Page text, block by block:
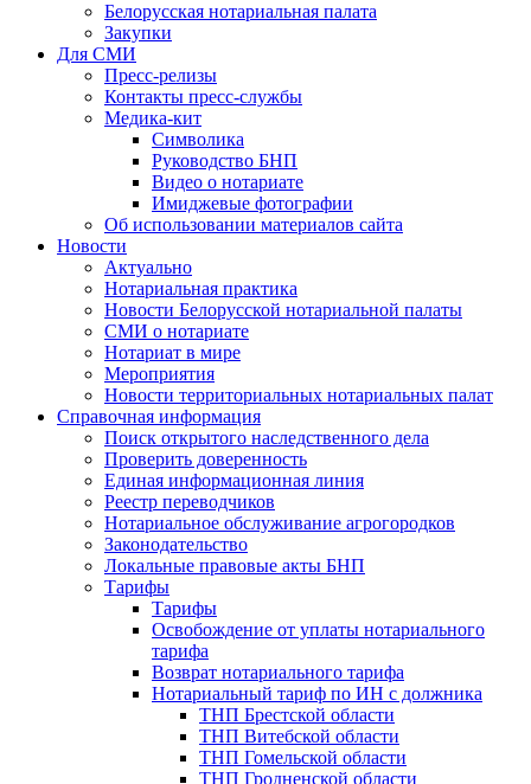
Белорусская нотариальная палата
Закупки
Для СМИ
Пресс-релизы
Контакты пресс-службы
Медика-кит
Символика
Руководство БНП
Видео о нотариате
Имиджевые фотографии
Об использовании материалов сайта
Новости
Актуально
Нотариальная практика
Новости Белорусской нотариальной палаты
СМИ о нотариате
Нотариат в мире
Мероприятия
Новости территориальных нотариальных палат
Справочная информация
Поиск открытого наследственного дела
Проверить доверенность
Единая информационная линия
Реестр переводчиков
Нотариальное обслуживание агрогородков
Законодательство
Локальные правовые акты БНП
Тарифы
Тарифы
Освобождение от уплаты нотариального
тарифа
Возврат нотариального тарифа
Нотариальный тариф по ИН с должника
ТНП Брестской области
ТНП Витебской области
ТНП Гомельской области
ТНП Гродненской области